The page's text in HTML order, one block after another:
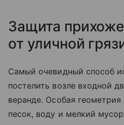
Защита
от уличной
Самый очевидный способ
постелить возле входной
веранде. Особая
песок, воду и мелкий